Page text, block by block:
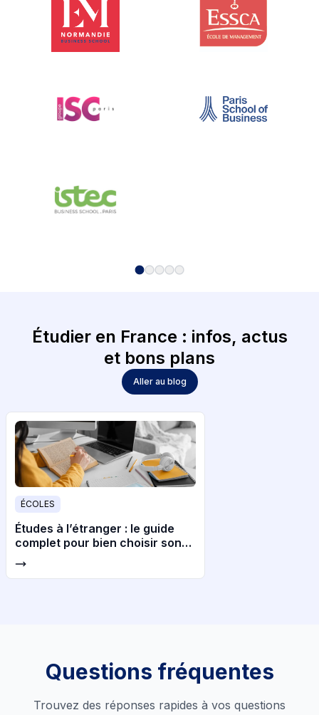
Étudier en France : infos, actus
et bons plans
Aller au blog
ÉCOLES
Études à l’étranger : le guide
complet pour bien choisir son
Questions fréquentes
Trouvez des réponses rapides à vos questions